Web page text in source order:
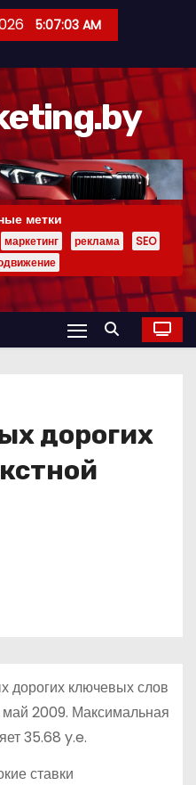
5:07:04 AM
метки
маркетинг реклама
SEO
дорогих
дорогих ключевых слов
2009. Максимальная
35.68 y.e.
ставки